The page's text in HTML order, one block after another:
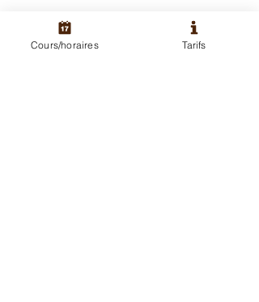
Cours/horaires Tarifs